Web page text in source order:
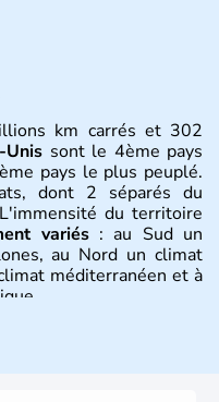
km carrés et 302
Unis sont le 4ème pays
pays le plus peuplé.
dont 2 séparés du
du territoire
variés: au Sud un
au Nord un climat
méditerranéen et à